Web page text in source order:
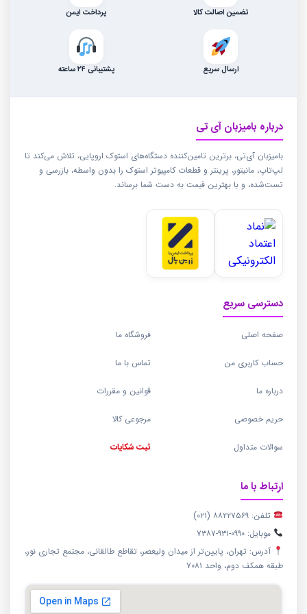
تضمین اصالت کالا پرداخت ایمن
ارسال سریع پشتیبانی ۲۴ ساعته
درباره بامیزبان آی تی
بامیزبان آی‌تی، برترین تامین‌کننده دستگاه‌های استوک اروپایی، تلاش می‌کند تا
لپ‌تاپ، مانیتور، پرینتر و قطعات کامپیوتر استوک را بدون واسطه، بازرسی و
تست‌شده، و با بهترین قیمت به دست شما برساند.
دسترسی سریع
صفحه اصلی فروشگاه ما
حساب کاربری من تماس با ما
درباره ما قوانین و مقررات
حریم خصوصی مرجوعی کالا
سوالات متداول ثبت شکایات
ارتباط با ما
تلفن: ۸۸۲۲۷۵۶۹ (۰۲۱)
موبایل: ۰۹۹۰-۹۳۱-۷۳۸۷
آدرس: تهران، پایین‌تر از میدان ولیعصر، تقاطع طالقانی، مجتمع تجاری نور،
طبقه همکف دوم، واحد ۷۰۸۱